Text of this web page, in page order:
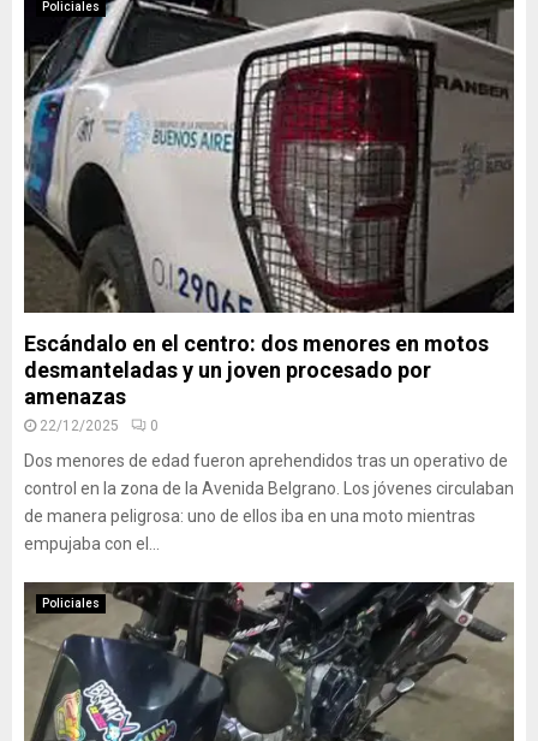
Policiales
Escándalo en el centro: dos menores en motos
desmanteladas y un joven procesado por
amenazas
22/12/2025 0
Dos menores de edad fueron aprehendidos tras un operativo de
control en la zona de la Avenida Belgrano. Los jóvenes circulaban
de manera peligrosa: uno de ellos iba en una moto mientras
empujaba con el...
Policiales